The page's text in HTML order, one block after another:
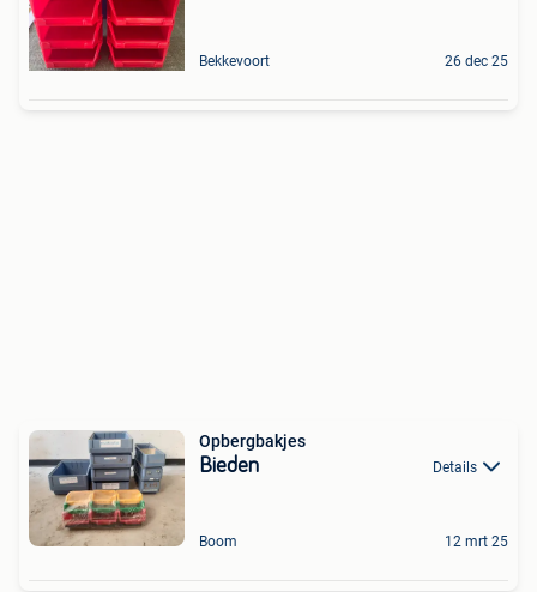
Bekkevoort 26 dec 25
Opbergbakjes
Bieden Details
Boom 12 mrt 25